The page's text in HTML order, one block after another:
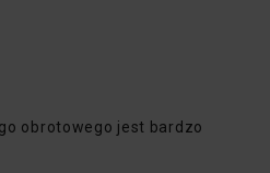
obrotowego jest bardzo